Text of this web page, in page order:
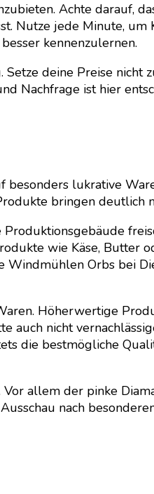
Achte darauf,
Nutze jede Minute,
kennenzulernen.
deine Preise nicht
Nachfrage ist hier
besonders lukrative
bringen deutlich
wie Käse,
Windmühlen Orbs bei
Höherwertige
auch nicht
die bestmögliche
Vor allem der pinke
nach